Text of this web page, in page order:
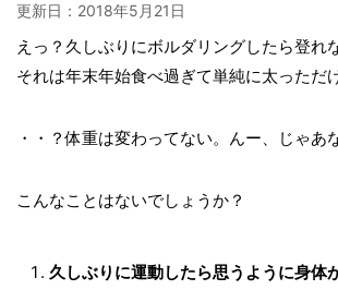
更新日： 2018年5月21日
えっ？久しぶりにボルダリングしたら登れ
それは年末年始食べ過ぎて単純に太っただ
・・？体重は変わってない。んー、じゃあ
こんなことはないでしょうか？
久しぶりに運動したら思うように身体